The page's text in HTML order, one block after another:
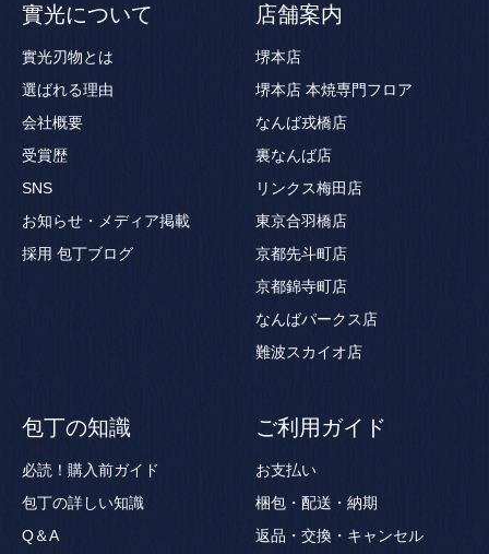
實光について
實光刃物とは
選ばれる理由
会社概要
受賞歴
SNS
お知らせ・メディア掲載
採用 包丁ブログ
店舗案内
堺本店
堺本店 本焼専門フロア
なんば戎橋店
裏なんば店
リンクス梅田店
東京合羽橋店
京都先斗町店
京都錦寺町店
なんばパークス店
難波スカイオ店
包丁の知識
必読！購入前ガイド
包丁の詳しい知識
Q＆A
ご利用ガイド
お支払い
梱包・配送・納期
返品・交換・キャンセル